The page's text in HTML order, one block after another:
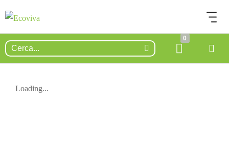
0
Loading...